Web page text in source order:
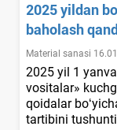
2025 yildan
baholash
Material sanasi
2025 yil 1
vositalar»
qoidalar
tartibini